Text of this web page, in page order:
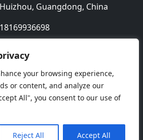
your browsing experience,
or content, and analyze our
All", you consent to our use of
Reject All Accept All
Guangdong, China
de privacidad
2026 Tecnología limitada de la
derechos.